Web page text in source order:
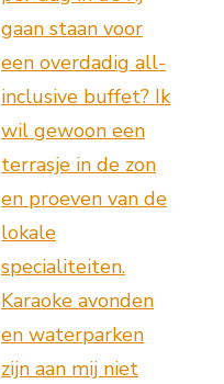
gaan staan voor
een overdadig all-
inclusive buffet? Ik
wil gewoon een
terrasje in de zon
en proeven van de
lokale
specialiteiten.
Karaoke avonden
en waterparken
zijn aan mij niet